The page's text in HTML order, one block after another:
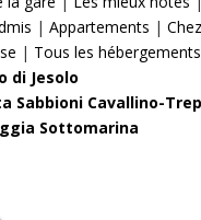
| Appartements |
| Tous les hébergements
di Jesolo
Sabbioni Cavallino-
Sottomarina